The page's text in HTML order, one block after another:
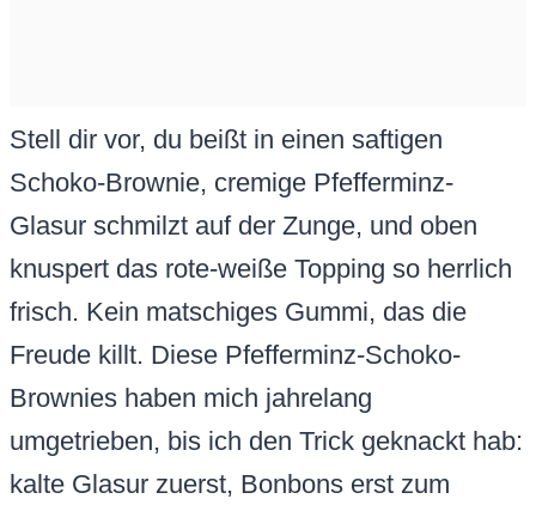
Stell dir vor, du beißt in einen saftigen
Schoko-Brownie, cremige Pfefferminz-
Glasur schmilzt auf der Zunge, und oben
knuspert das rote-weiße Topping so herrlich
frisch. Kein matschiges Gummi, das die
Freude killt. Diese Pfefferminz-Schoko-
Brownies haben mich jahrelang
umgetrieben, bis ich den Trick geknackt hab:
kalte Glasur zuerst, Bonbons erst zum